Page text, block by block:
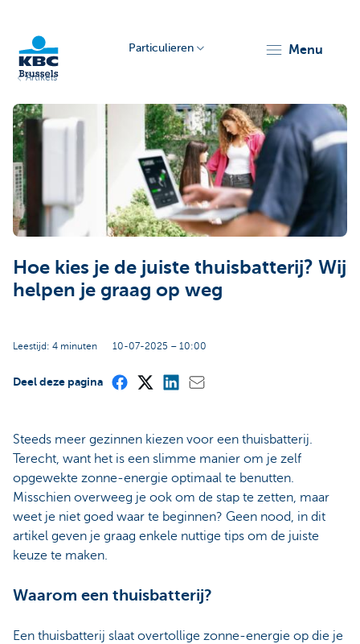
Brussels
Particulieren menu
Artikels
Hoe kies je de juiste thuisbatterij? Wij
helpen je graag op weg
Leestijd: 4 minuten 10-07-2025 – 10:00
Deel deze pagina
Steeds meer gezinnen kiezen voor een thuisbatterij.
Terecht, want het is een slimme manier om je zelf
opgewekte zonne-energie optimaal te benutten.
Misschien overweeg je ook om de stap te zetten, maar
weet je niet goed waar te beginnen? Geen nood, in dit
artikel geven je graag enkele nuttige tips om de juiste
keuze te maken.
Waarom een thuisbatterij?
Een thuisbatterij slaat overtollige zonne-energie op die je